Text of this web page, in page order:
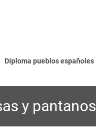
Diploma pueblos españoles
y pantanos